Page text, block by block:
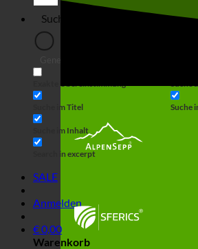
Exakte Übereinstimmung
Suche im Titel
Suche im Inhalt
Search in excerpt
Suche
Suche
SALE
Anmelden
€0,00
Warenkorb